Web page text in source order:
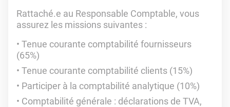
Rattaché.e au Responsable Comptable, vous
assurez les missions suivantes :
Tenue courante comptabilité fournisseurs
(65%)
Tenue courante comptabilité clients (15%)
Participer à la comptabilité analytique (10%)
Comptabilité générale : déclarations de TVA,